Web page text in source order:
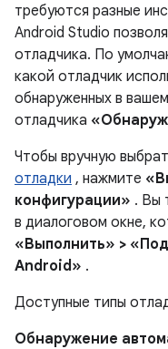
требуются разные
Android Studio
отладчика. По
какой отладчик
обнаруженных в
отладчика
Чтобы вручную
отладки , нажмите
конфигурации» . Вы
в диалоговом окне,
«Выполнить» >
Android» .
Доступные типы
Обнаружение